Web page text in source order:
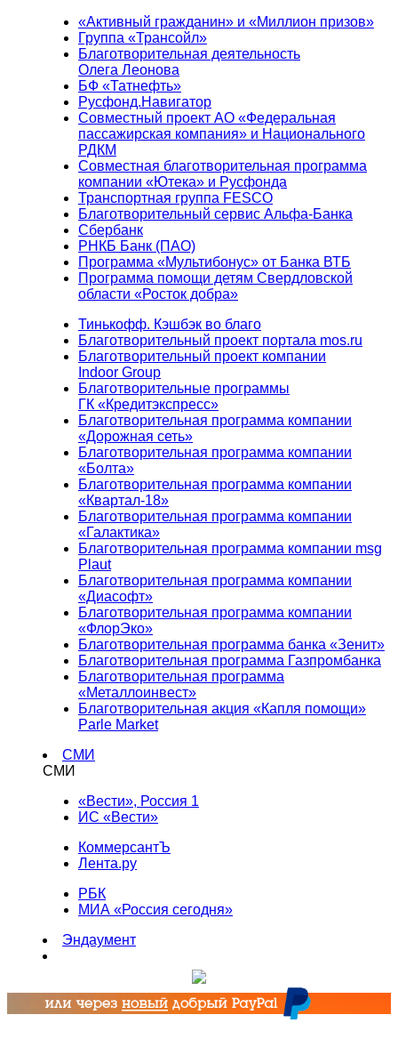
«Активный гражданин» и «Миллион призов»
Группа «Трансойл»
Благотворительная деятельность
Олега Леонова
БФ «Татнефть»
Русфонд.Навигатор
Совместный проект АО «Федеральная
пассажирская компания» и Национального
РДКМ
Совместная благотворительная программа
компании «Ютека» и Русфонда
Транспортная группа FESCO
Благотворительный сервис Альфа-Банка
Сбербанк
РНКБ Банк (ПАО)
Программа «Мультибонус» от Банка ВТБ
Программа помощи детям Свердловской
области «Росток добра»
Тинькофф. Кэшбэк во благо
Благотворительный проект портала mos.ru
Благотворительный проект компании
Indoor Group
Благотворительные программы
ГК «Кредитэкспресс»
Благотворительная программа компании
«Дорожная сеть»
Благотворительная программа компании
«Болта»
Благотворительная программа компании
«Квартал-18»
Благотворительная программа компании
«Галактика»
Благотворительная программа компании msg
Plaut
Благотворительная программа компании
«Диасофт»
Благотворительная программа компании
«ФлорЭко»
Благотворительная программа банка «Зенит»
Благотворительная программа Газпромбанка
Благотворительная программа
«Металлоинвест»
Благотворительная акция «Капля помощи»
Parle Market
СМИ
СМИ
«Вести», Россия 1
ИС «Вести»
КоммерсантЪ
Лента.ру
РБК
МИА «Россия сегодня»
Эндаумент